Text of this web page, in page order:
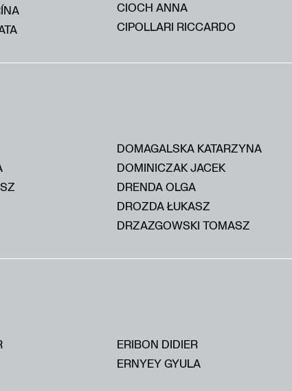
CIOCH ANNA
CIPOLLARI RICCARDO
DOMAGALSKA KATARZYNA
DOMINICZAK JACEK
DRENDA OLGA
DROZDA ŁUKASZ
DRZAZGOWSKI TOMASZ
ERIBON DIDIER
ERNYEY GYULA